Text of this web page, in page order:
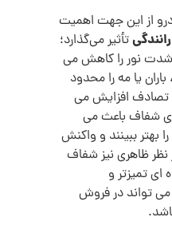
از این جهت اهمیت
تأثیر می‌گذارد؛
شدت نور را کاهش می‌
یا مه را محدود
تصادف افزایش می‌
شفاف باعث می‌
بهتر ببینند و واکنش
ظاهری نیز شفاف
ای تمیزتر و
تواند در فروش